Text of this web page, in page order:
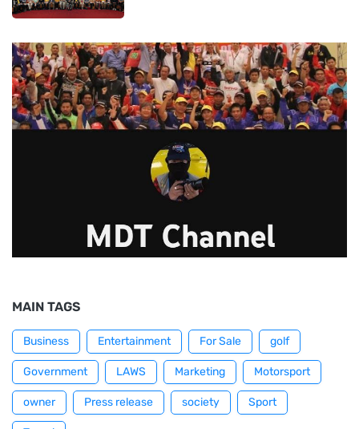
MAIN TAGS
Business Entertainment For Sale golf
Government LAWS Marketing Motorsport
owner Press release society Sport